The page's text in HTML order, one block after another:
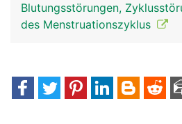
Blutungsstörungen,
des Menstruationszyklus